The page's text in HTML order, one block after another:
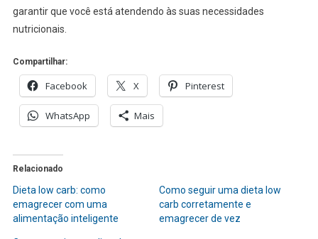
garantir que você está atendendo às suas necessidades
nutricionais.
Compartilhar:
Facebook X Pinterest
WhatsApp Mais
Relacionado
Dieta low carb: como
emagrecer com uma
alimentação inteligente
Como seguir uma dieta low
carb corretamente e
emagrecer de vez